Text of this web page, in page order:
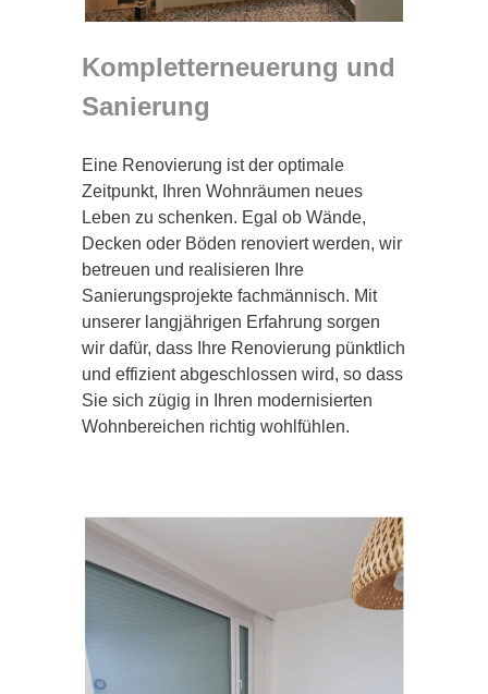
Kompletterneuerung und
Sanierung
Eine Renovierung ist der optimale
Zeitpunkt, Ihren Wohnräumen neues
Leben zu schenken. Egal ob Wände,
Decken oder Böden renoviert werden, wir
betreuen und realisieren Ihre
Sanierungsprojekte fachmännisch. Mit
unserer langjährigen Erfahrung sorgen
wir dafür, dass Ihre Renovierung pünktlich
und effizient abgeschlossen wird, so dass
Sie sich zügig in Ihren modernisierten
Wohnbereichen richtig wohlfühlen.